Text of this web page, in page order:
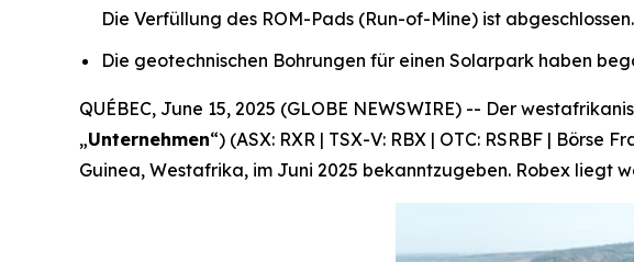
Die Verfüllung des ROM-Pads (Run-of-Mine) ist abgeschlossen.
Die geotechnischen Bohrungen für einen Solarpark haben
QUÉBEC, June 15, 2025 (GLOBE NEWSWIRE) -- Der
„Unternehmen“) (ASX: RXR | TSX-V: RBX | OTC: RSRBF |
Guinea, Westafrika, im Juni 2025 bekanntzugeben. Robex liegt